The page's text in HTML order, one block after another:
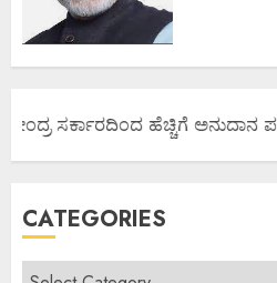
ಸರ್ಕಾರದಿಂದ ಹೆಚ್ಚಿಗೆ ಅನುದಾನ
CATEGORIES